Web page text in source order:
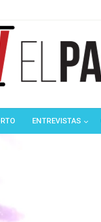
ENTREVISTAS